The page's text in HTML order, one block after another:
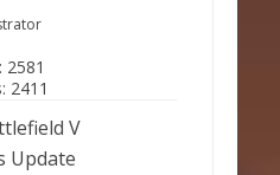
2581
2411
V
Update